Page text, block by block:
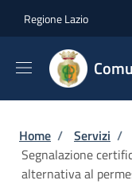
Regione Lazio
Briciole
Home / Servizi /
Segnalazione
alternativa al